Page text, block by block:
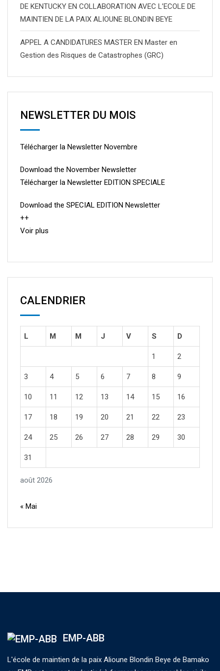
DE KENTUCKY EN COLLABORATION AVEC L’ECOLE DE
MAINTIEN DE LA PAIX ALIOUNE BLONDIN BEYE
APPEL A CANDIDATURES MASTER EN Master en
Gestion des Risques de Catastrophes (GRC)
NEWSLETTER DU MOIS
Télécharger la Newsletter Novembre
Download the November Newsletter
Télécharger la Newsletter EDITION SPECIALE
Download the SPECIAL EDITION Newsletter
++
Voir plus
CALENDRIER
août 2026
L M M J V S D
1 2
3 4 5 6 7 8 9
10 11 12 13 14 15 16
17 18 19 20 21 22 23
24 25 26 27 28 29 30
31
« Mai
EMP-ABB
L'école de maintien de la paix Alioune Blondin Beye de Bamako